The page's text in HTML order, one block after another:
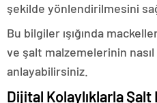
şekilde yönlendirilmesini
Bu bilgiler ışığında
ve şalt malzemelerinin nasıl
anlayabilirsiniz.
Dijital Kolaylıklarla